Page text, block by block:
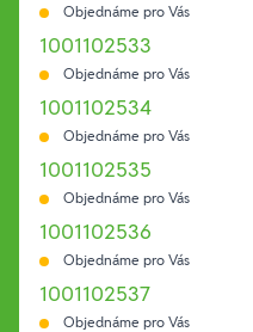
Objednáme pro Vás
1001102533
Objednáme pro Vás
1001102534
Objednáme pro Vás
1001102535
Objednáme pro Vás
1001102536
Objednáme pro Vás
1001102537
Objednáme pro Vás